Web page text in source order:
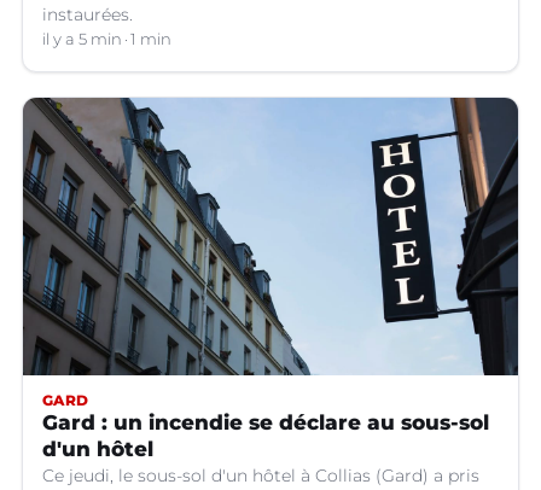
instaurées.
il y a 5 min 1 min
GARD
Gard : un incendie se déclare au sous-sol
d'un hôtel
Ce jeudi, le sous-sol d'un hôtel à Collias (Gard) a pris